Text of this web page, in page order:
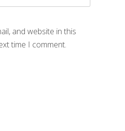
and website in this
time I comment.